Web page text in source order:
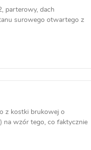
parterowy, dach
surowego otwartego z
z kostki brukowej o
na wzór tego, co faktycznie